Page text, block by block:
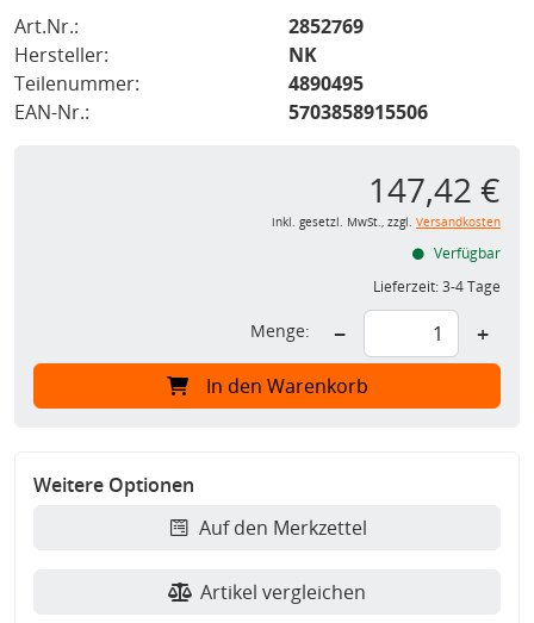
Art.Nr.:
2852769
Hersteller:
NK
Teilenummer:
4890495
EAN-Nr.:
5703858915506
147,42 €
inkl. gesetzl. MwSt., zzgl. Versandkosten
Verfügbar
Lieferzeit:3-4 Tage
Menge: − +
In den Warenkorb
Weitere Optionen
Auf den Merkzettel
Artikel vergleichen